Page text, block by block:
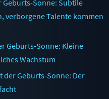
Geburts-Sonne: Subtile
verborgene Talente kommen
Geburts-Sonne: Kleine
Wachstum
Geburts-Sonne: Der